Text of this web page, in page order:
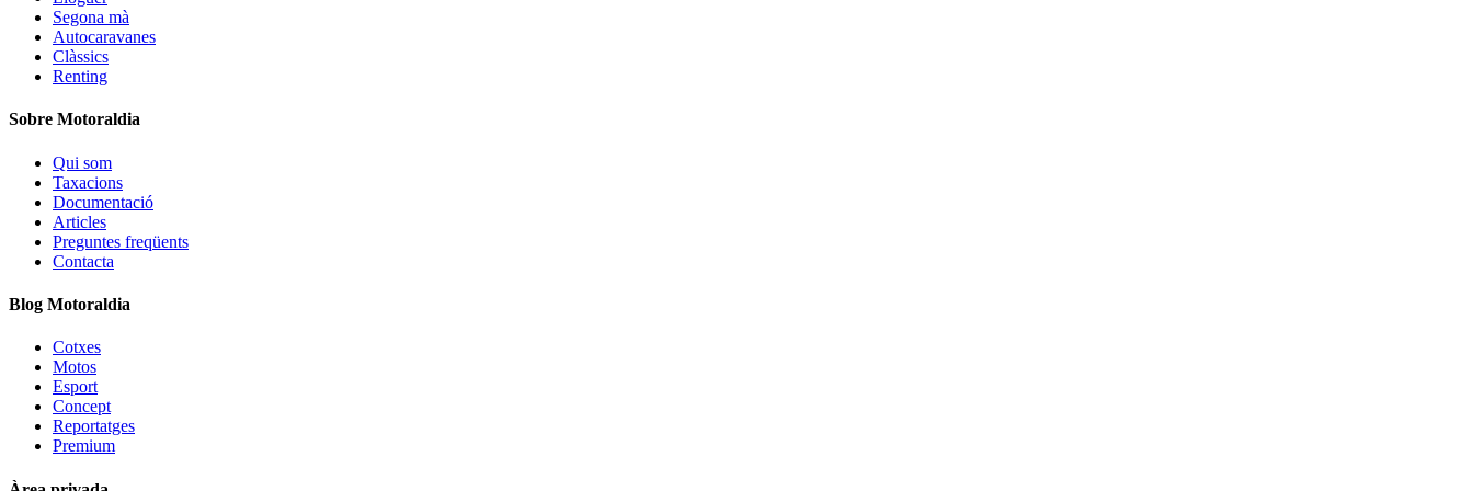
Segona mà
Autocaravanes
Clàssics
Renting
Sobre Motoraldia
Qui som
Taxacions
Documentació
Articles
Preguntes freqüents
Contacta
Blog Motoraldia
Cotxes
Motos
Esport
Concept
Reportatges
Premium